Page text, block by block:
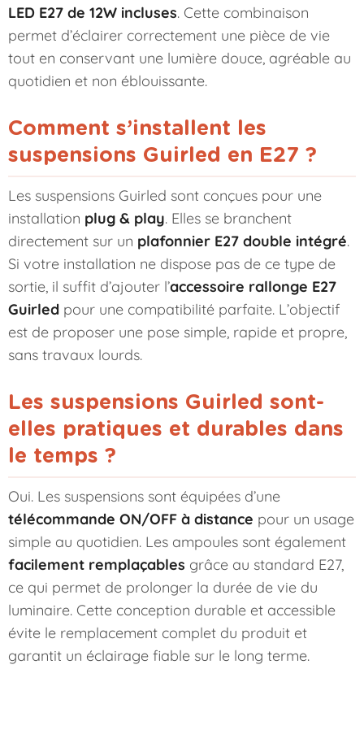
LED E27 de 12W incluses. Cette combinaison
permet d’éclairer correctement une pièce de vie
tout en conservant une lumière douce, agréable au
quotidien et non éblouissante.
Comment s’installent les
suspensions Guirled en E27 ?
Les suspensions Guirled sont conçues pour une
installation plug & play. Elles se branchent
directement sur un plafonnier E27 double intégré.
Si votre installation ne dispose pas de ce type de
sortie, il suffit d’ajouter l’accessoire rallonge E27
Guirled pour une compatibilité parfaite. L’objectif
est de proposer une pose simple, rapide et propre,
sans travaux lourds.
Les suspensions Guirled sont-
elles pratiques et durables dans
le temps ?
Oui. Les suspensions sont équipées d’une
télécommande ON/OFF à distance pour un usage
simple au quotidien. Les ampoules sont également
facilement remplaçables grâce au standard E27,
ce qui permet de prolonger la durée de vie du
luminaire. Cette conception durable et accessible
évite le remplacement complet du produit et
garantit un éclairage fiable sur le long terme.